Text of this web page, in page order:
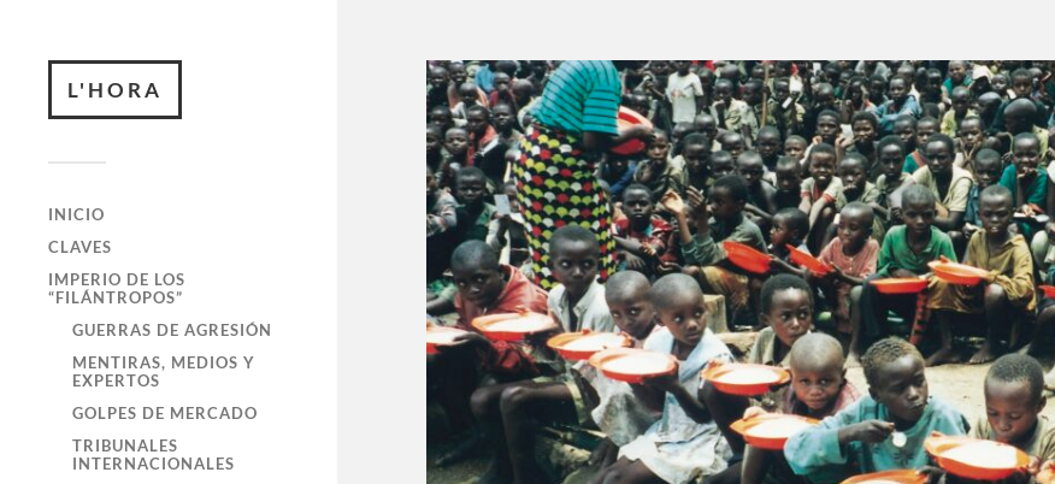
L'HORA
INICIO
CLAVES
IMPERIO DE LOS
“FILÁNTROPOS”
GUERRAS DE AGRESIÓN
MENTIRAS, MEDIOS Y
EXPERTOS
GOLPES DE MERCADO
TRIBUNALES
INTERNACIONALES